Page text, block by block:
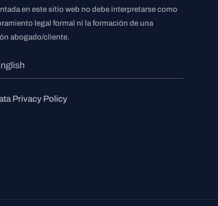
en este sitio web no debe interpretarse como
legal formal ni la formación de una
abogado/cliente.
Privacy Policy